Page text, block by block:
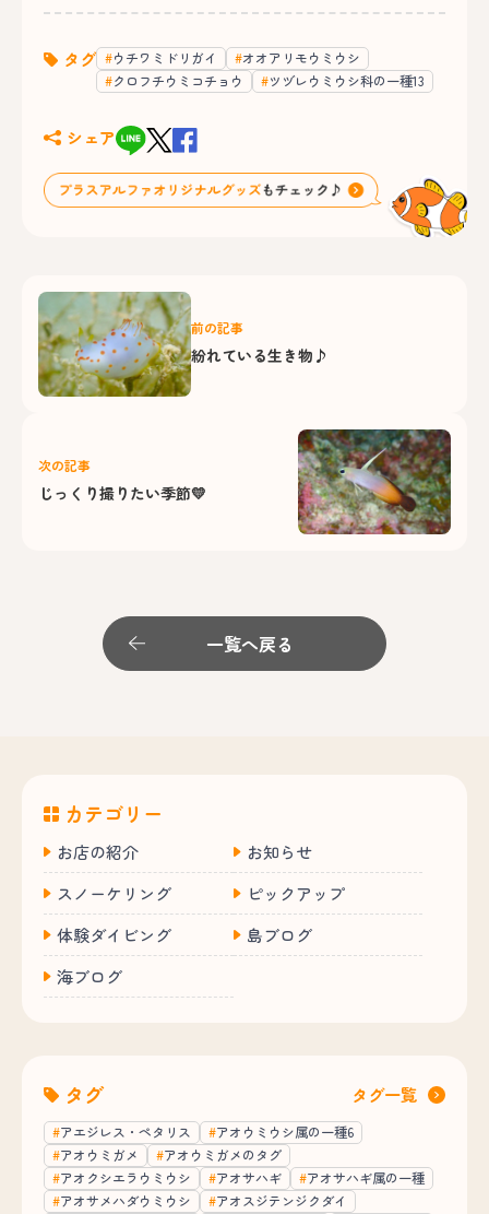
タグ ウチワミドリガイ
オオアリモウミウシ
クロフチウミコチョウ
ツヅレウミウシ科の一種13
シェア
前の記事
紛れている生き物♪
次の記事
じっくり撮りたい季節💛
一覧へ戻る
カテゴリー
お店の紹介
お知らせ
スノーケリング
ピックアップ
体験ダイビング
島ブログ
海ブログ
タグ タグ一覧
アエジレス・ペタリス
アオウミウシ属の一種6
アオウミガメ
アオウミガメのタグ
アオクシエラウミウシ
アオサハギ
アオサハギ属の一種
アオサメハダウミウシ
アオスジテンジクダイ